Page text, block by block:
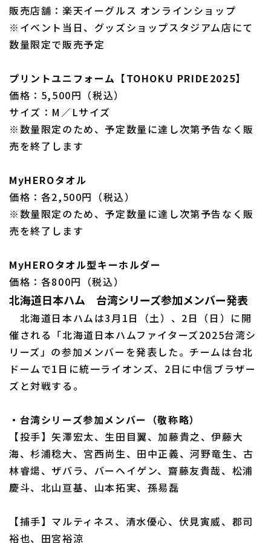
販売店舗：楽天イーグルス オンラインショップ
※イベント当日、グッズショップスタジアム店にて
数量限定で販売予定
プリントユニフォーム【TOHOKU PRIDE2025】
価格：5,500円（税込）
サイズ：M／Lサイズ
※数量限定のため、予定数量に達し次第予告なく販
売を終了します
MyHEROタオル
価格：各2,500円（税込）
※数量限定のため、予定数量に達し次第予告なく販
売を終了します
MyHEROタオル型キーホルダー
価格：各800円（税込）
北海道日本ハム 台湾シリーズ参加メンバー発表
北海道日本ハムは3月1日（土）、2日（日）に開
催される「北海道日本ハムファイターズ2025台湾シ
リーズ」の参加メンバーを発表した。チームは台北
ドームで1日に統一ライオンズ、2日に中信ブラザー
ズと対戦する。
・台湾シリーズ参加メンバー（敬称略）
【投手】矢澤宏太、生田目翼、加藤貴之、伊藤大
海、杉浦稔大、宮西尚生、田中正義、河野竜生、古
林睿煬、ザバラ、バーヘイゲン、齋藤友貴哉、松浦
慶斗、北山亘基、山本拓実、孫易磊
【捕手】マルティネス、清水優心、伏見寅威、郡司
裕也、田宮裕涼